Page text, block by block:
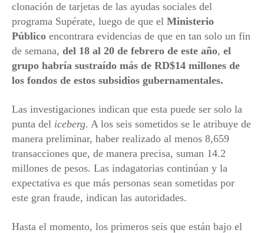
clonación de tarjetas de las ayudas sociales del
programa Supérate, luego de que el Ministerio
Público encontrara evidencias de que en tan solo un fin
de semana, del 18 al 20 de febrero de este año, el
grupo habría sustraído más de RD$14 millones de
los fondos de estos subsidios gubernamentales.
Las investigaciones indican que esta puede ser solo la
punta del iceberg. A los seis sometidos se le atribuye de
manera preliminar, haber realizado al menos 8,659
transacciones que, de manera precisa, suman 14.2
millones de pesos. Las indagatorias continúan y la
expectativa es que más personas sean sometidas por
este gran fraude, indican las autoridades.
Hasta el momento, los primeros seis que están bajo el